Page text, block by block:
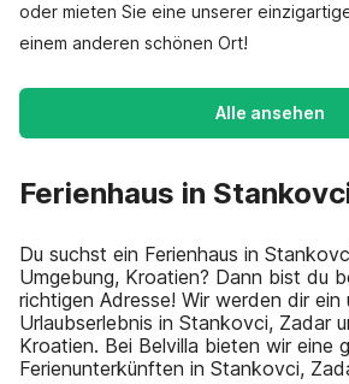
oder mieten Sie eine unserer
einem anderen schönen Ort!
Alle ansehen
Ferienhaus in
Du suchst ein Ferienhaus in
Umgebung, Kroatien? Dann bist du
richtigen Adresse! Wir werden dir ein
Urlaubserlebnis in Stankovci, Zadar
Kroatien. Bei Belvilla bieten wir eine
Ferienunterkünften in Stankovci,